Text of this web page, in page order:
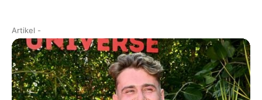
Artikel -